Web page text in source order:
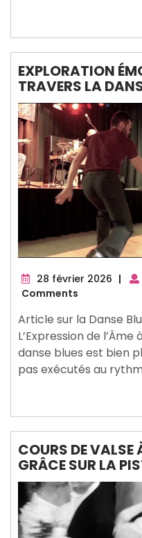
EXPLORATION
TRAVERS LA
28 février 2026 28
|
Comments
Article sur la Danse
L’Expression de
danse blues est bien
pas exécutés au
COURS DE VALSE
GRÂCE SUR LA